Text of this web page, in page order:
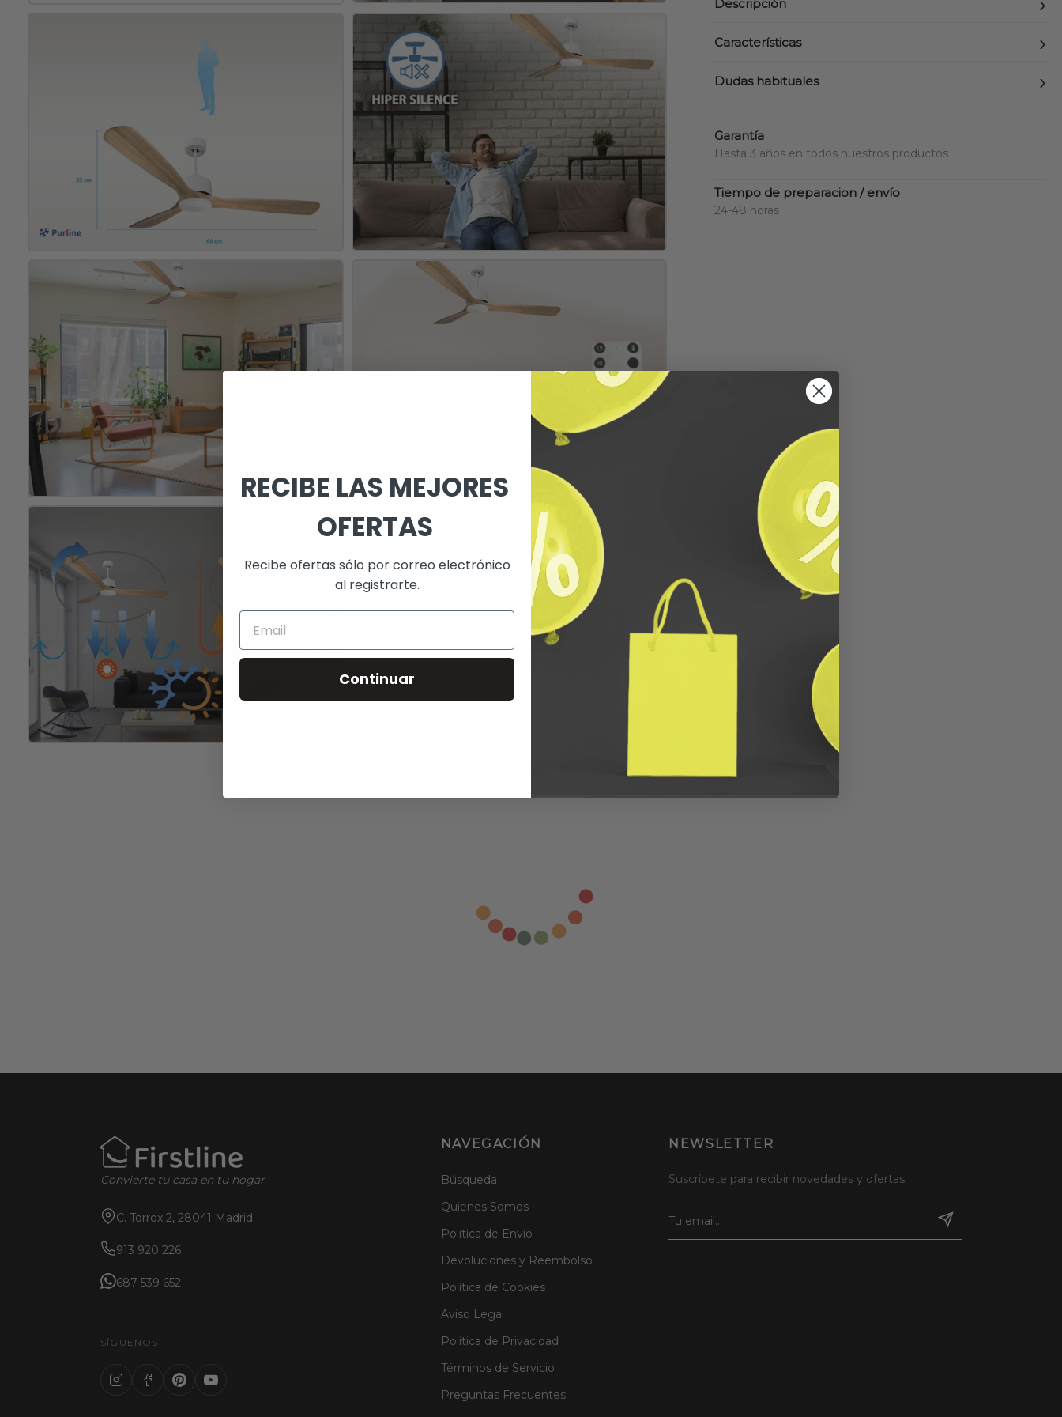
Descripción
Características
Dudas habituales
Garantía
Hasta 3 años en todos nuestros productos
Tiempo de preparacion / envío
24-48 horas
Convierte tu casa en tu hogar
C. Torrox 2, 28041 Madrid
913 920 226
687 539 652
SÍGUENOS
NAVEGACIÓN
Búsqueda
Quienes Somos
Política de Envío
Devoluciones y Reembolso
Política de Cookies
Aviso Legal
Política de Privacidad
Términos de Servicio
Preguntas Frecuentes
NEWSLETTER
Suscríbete para recibir novedades y ofertas.
RECIBE LAS MEJORES
OFERTAS
Recibe ofertas sólo por correo electrónico
al registrarte.
Continuar